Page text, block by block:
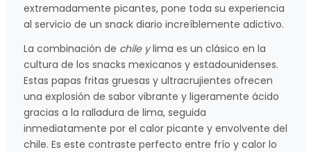
extremadamente picantes, pone toda su experiencia
al servicio de un snack diario increíblemente adictivo.
La combinación de chile ylima es un clásico en la
cultura de los snacks mexicanos y estadounidenses.
Estas papas fritas gruesas y ultracrujientes ofrecen
una explosión de sabor vibrante y ligeramente ácido
gracias a la ralladura de lima, seguida
inmediatamente por el calor picante y envolvente del
chile. Es este contraste perfecto entre frío y calor lo